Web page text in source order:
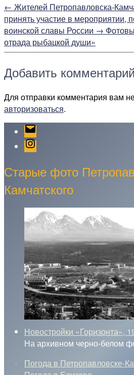
← Жителей Петропавловска-
принять участие в
воинской славы России →
отрада рыбацкой души»
Добавить комментарий
Для отправки комментария вам
авторизоваться.
Email
Instagram
Старые фото
Камчатского
Новостройки «Горизонта»,
На архивном черно-белом
Погода в Петропавловске-